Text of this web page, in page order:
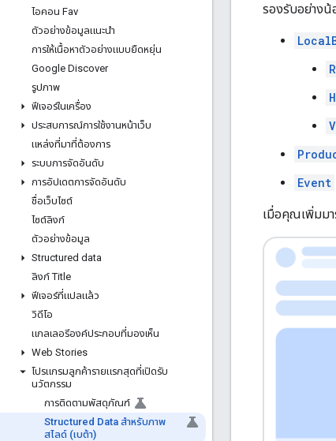
ไอคอน Fav
ตัวอย่างข้อมูลแนะนำ
การให้เนื้อหาตัวอย่างแบบยืดหยุ่น
Google Discover
รูปภาพ
ฟีเจอร์ในเครื่อง
ประสบการณ์การใช้งานหน้าเว็บ
แหล่งที่มาที่ต้องการ
ระบบการจัดอันดับ
การอัปเดตการจัดอันดับ
ชื่อเว็บไซต์
ไซต์ลิงก์
ตัวอย่างข้อมูล
Structured data
ลิงก์ Title
ฟีเจอร์ที่แปลแล้ว
วิดีโอ
แกลเลอรีองค์ประกอบที่มองเห็น
Web Stories
โปรแกรมลูกค้ารายแรกสุดที่เปิดรับ
นวัตกรรม
การติดตามพัสดุภัณฑ์
Structured Data สำหรับภาพ
สไลด์ (เบต้า)
รองรับอย่างน้
Event
เมื่อคุณเพิ่มม